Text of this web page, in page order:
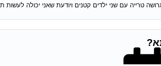
טרייה עם שני ילדים קטנים ויודעת שאני יכולה לעשות